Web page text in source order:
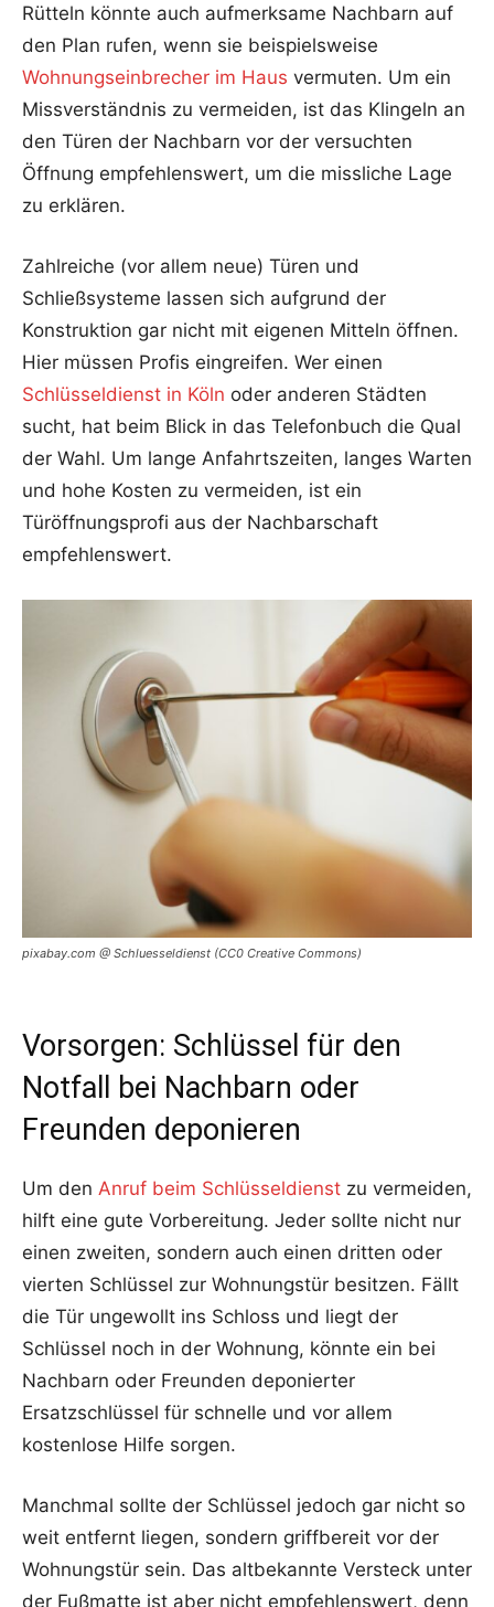
Rütteln könnte auch aufmerksame Nachbarn auf
den Plan rufen, wenn sie beispielsweise
Wohnungseinbrecher im Haus vermuten. Um ein
Missverständnis zu vermeiden, ist das Klingeln an
den Türen der Nachbarn vor der versuchten
Öffnung empfehlenswert, um die missliche Lage
zu erklären.
Zahlreiche (vor allem neue) Türen und
Schließsysteme lassen sich aufgrund der
Konstruktion gar nicht mit eigenen Mitteln öffnen.
Hier müssen Profis eingreifen. Wer einen
Schlüsseldienst in Köln oder anderen Städten
sucht, hat beim Blick in das Telefonbuch die Qual
der Wahl. Um lange Anfahrtszeiten, langes Warten
und hohe Kosten zu vermeiden, ist ein
Türöffnungsprofi aus der Nachbarschaft
empfehlenswert.
pixabay.com @ Schluesseldienst (CC0 Creative Commons)
Vorsorgen: Schlüssel für den
Notfall bei Nachbarn oder
Freunden deponieren
Um den Anruf beim Schlüsseldienst zu vermeiden,
hilft eine gute Vorbereitung. Jeder sollte nicht nur
einen zweiten, sondern auch einen dritten oder
vierten Schlüssel zur Wohnungstür besitzen. Fällt
die Tür ungewollt ins Schloss und liegt der
Schlüssel noch in der Wohnung, könnte ein bei
Nachbarn oder Freunden deponierter
Ersatzschlüssel für schnelle und vor allem
kostenlose Hilfe sorgen.
Manchmal sollte der Schlüssel jedoch gar nicht so
weit entfernt liegen, sondern griffbereit vor der
Wohnungstür sein. Das altbekannte Versteck unter
der Fußmatte ist aber nicht empfehlenswert, denn